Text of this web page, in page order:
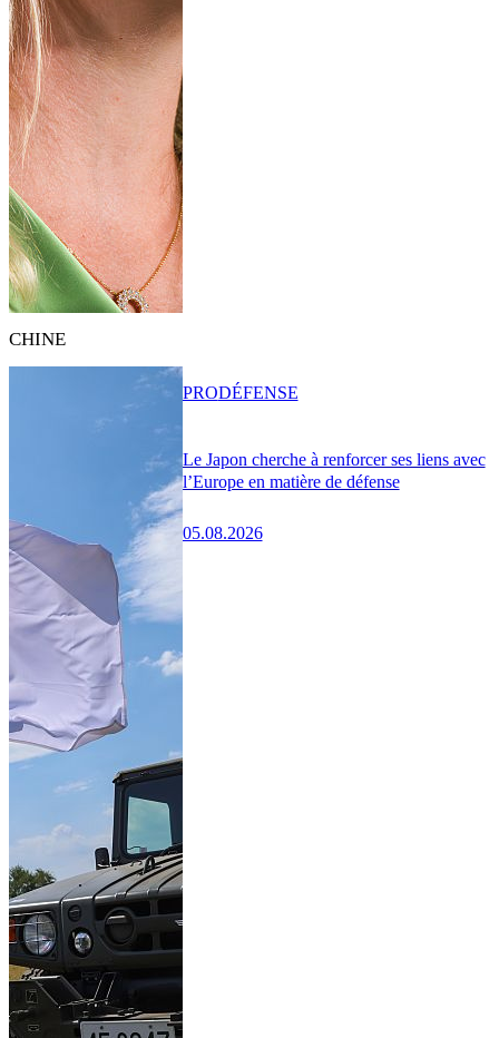
CHINE
Le Japon cherche à renforcer ses liens avec
l’Europe en matière de défense
05.08.2026
PRODÉFENSE